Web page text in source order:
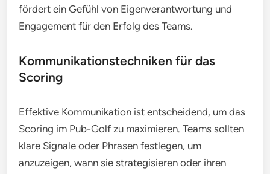
fördert ein Gefühl von Eigenverantwortung und
Engagement für den Erfolg des Teams.
Kommunikationstechniken für das
Scoring
Effektive Kommunikation ist entscheidend, um das
Scoring im Pub-Golf zu maximieren. Teams sollten
klare Signale oder Phrasen festlegen, um
anzuzeigen, wann sie strategisieren oder ihren